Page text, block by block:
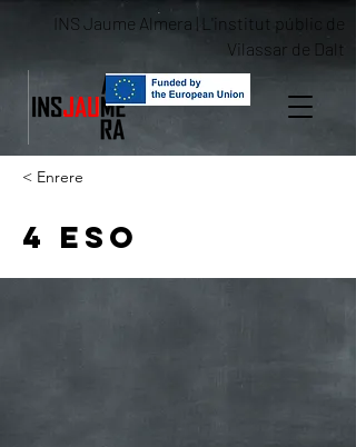
INS Jaume Almera | L'institut públic de
Vilassar de Dalt
< Enrere
4 ESO